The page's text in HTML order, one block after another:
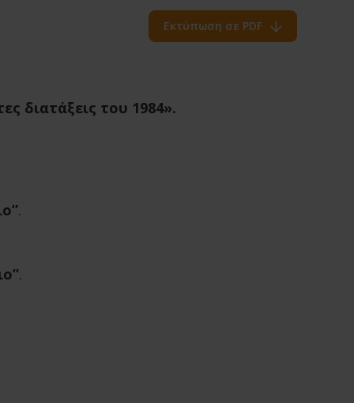
Εκτύπωση σε PDF
διατάξεις του 1984».
.
.